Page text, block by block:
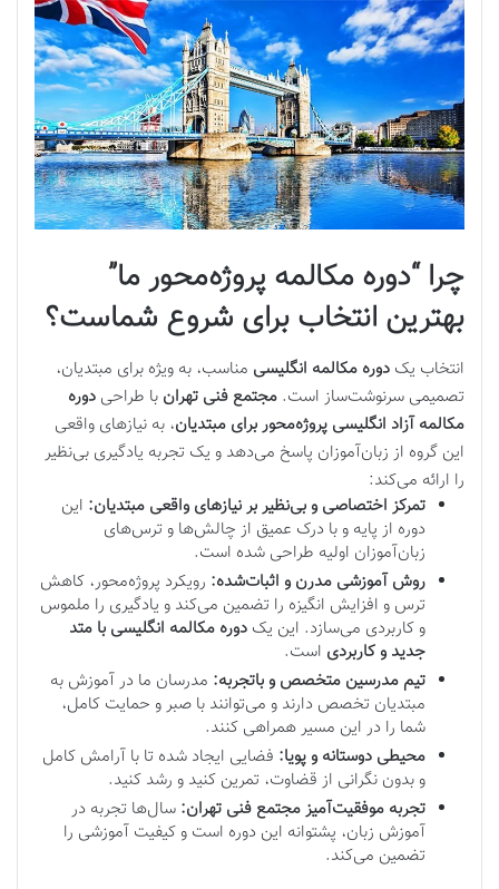
چرا “دوره مکالمه پروژه‌محور ما”
بهترین انتخاب برای شروع شماست؟
انتخاب یک دوره مکالمه انگلیسی مناسب، به ویژه برای مبتدیان،
تصمیمی سرنوشت‌ساز است. مجتمع فنی تهران با طراحی دوره
مکالمه آزاد انگلیسی پروژه‌محور برای مبتدیان، به نیازهای واقعی
این گروه از زبان‌آموزان پاسخ می‌دهد و یک تجربه یادگیری بی‌نظیر
را ارائه می‌کند:
تمرکز اختصاصی و بی‌نظیر بر نیازهای واقعی مبتدیان: این
دوره از پایه و با درک عمیق از چالش‌ها و ترس‌های
زبان‌آموزان اولیه طراحی شده است.
روش آموزشی مدرن و اثبات‌شده: رویکرد پروژه‌محور، کاهش
ترس و افزایش انگیزه را تضمین می‌کند و یادگیری را ملموس
و کاربردی می‌سازد. این یک دوره مکالمه انگلیسی با متد
جدید و کاربردی است.
تیم مدرسین متخصص و باتجربه: مدرسان ما در آموزش به
مبتدیان تخصص دارند و می‌توانند با صبر و حمایت کامل،
شما را در این مسیر همراهی کنند.
محیطی دوستانه و پویا: فضایی ایجاد شده تا با آرامش کامل
و بدون نگرانی از قضاوت، تمرین کنید و رشد کنید.
تجربه موفقیت‌آمیزمجتمع فنی تهران: سال‌ها تجربه در
آموزش زبان، پشتوانه این دوره است و کیفیت آموزشی را
تضمین می‌کند.